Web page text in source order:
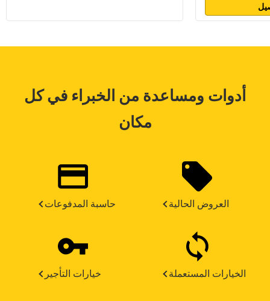
أدوات ومساعدة من الخبراء في كل
مكان
حاسبة المدفوعات العروض الحالية
خيارات التأجير الخيارات المستعملة